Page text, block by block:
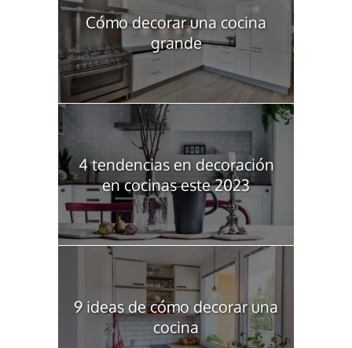
Cómo decorar una cocina
grande
4 tendencias en decoración
en cocinas este 2023
9 ideas de cómo decorar una
cocina